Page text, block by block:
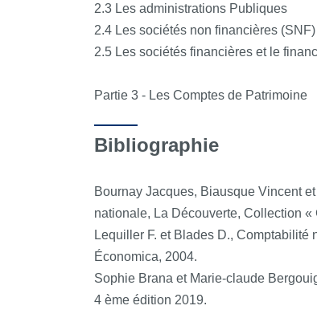
2.3 Les administrations Publiques
2.4 Les sociétés non financières (SNF)
2.5 Les sociétés financières et le
Partie 3 - Les Comptes de Patrimoine
Bibliographie
Bournay Jacques, Biausque Vincent
nationale, La Découverte, Collection
Lequiller F. et Blades D., Comptabilité
Économica, 2004.
Sophie Brana et Marie-claude
4 ème édition 2019.